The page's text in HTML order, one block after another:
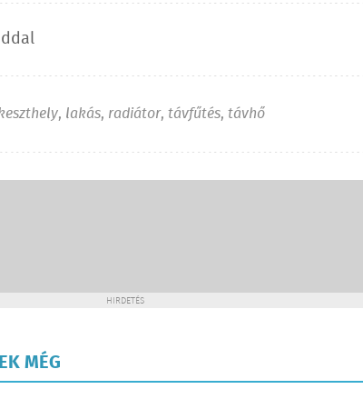
, lakás, radiátor, távfűtés, távhő
HIRDETÉS
MÉG